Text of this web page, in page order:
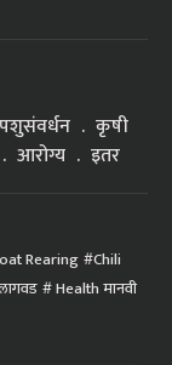
पशुसंवर्धन
कृषी
आरोग्य इतर
Rearing Chili
Health मानवी